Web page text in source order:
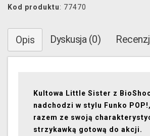
Kod produktu: 77470
Opis Dyskusja (0)
Kultowa Little Sister z
nadchodzi w stylu Funko
razem ze swoją
strzykawką gotową do akcji.